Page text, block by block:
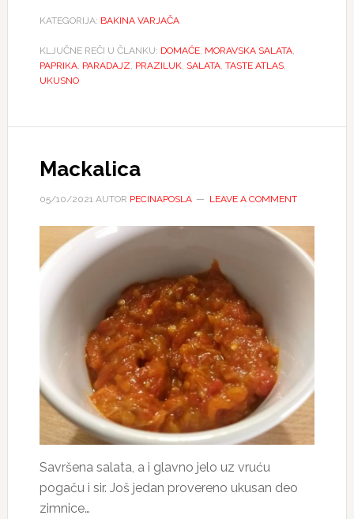
KATEGORIJA: BAKINA VARJAČA
KLJUČNE REČI U ČLANKU: DOMAĆE, MORAVSKA SALATA,
PAPRIKA, PARADAJZ PRAZILUK, SALATA, TASTE ATLAS,
UKUSNO
Mackalica
05/10/2021 AUTOR PECINAPOSLA LEAVE A COMMENT
Savršena salata, a i glavno jelo uz vruću
pogaču i sir. Još jedan provereno ukusan deo
zimnice…